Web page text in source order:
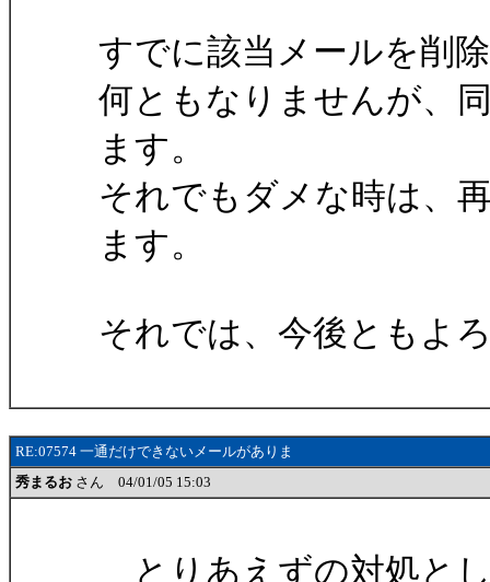
すでに該当メールを削
何ともなりませんが、
ます。
それでもダメな時は、
ます。
それでは、今後ともよ
RE:07574 一通だけできないメールがありま
秀まるお さん 04/01/05 15:03
とりあえずの対処と